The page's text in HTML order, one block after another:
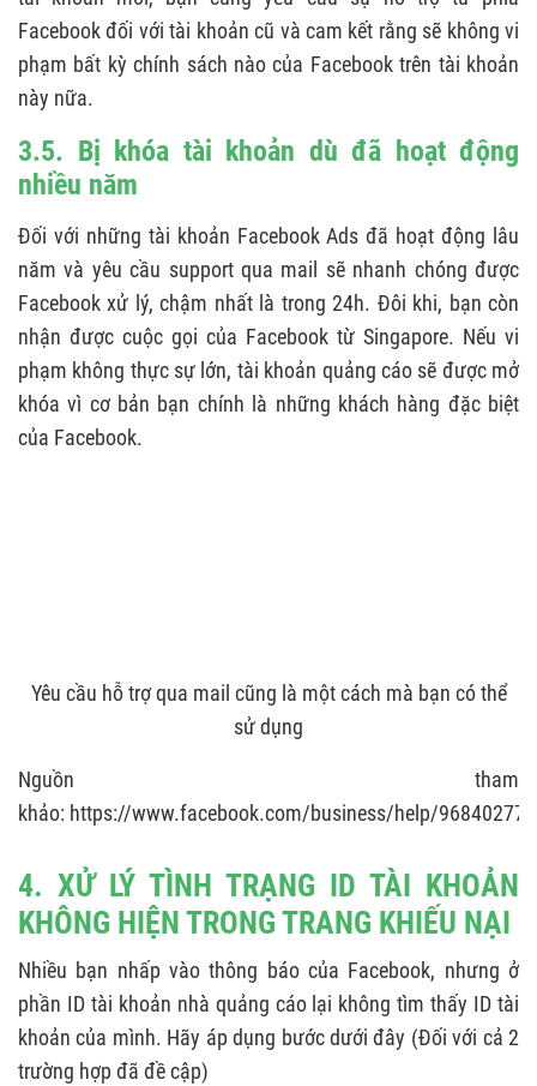
Facebook đối với tài khoản cũ và cam kết rằng sẽ không vi
phạm bất kỳ chính sách nào của Facebook trên tài khoản
này nữa.
3.5. Bị khóa tài khoản dù đã hoạt động
nhiều năm
Đối với những tài khoản Facebook Ads đã hoạt động lâu
năm và yêu cầu support qua mail sẽ nhanh chóng được
Facebook xử lý, chậm nhất là trong 24h. Đôi khi, bạn còn
nhận được cuộc gọi của Facebook từ Singapore. Nếu vi
phạm không thực sự lớn, tài khoản quảng cáo sẽ được mở
khóa vì cơ bản bạn chính là những khách hàng đặc biệt
của Facebook.
Yêu cầu hỗ trợ qua mail cũng là một cách mà bạn có thể
sử dụng
Nguồn tham
khảo: https://www.facebook.com/business/help/
​​​​4. XỬ LÝ TÌNH TRẠNG ID TÀI KHOẢN
KHÔNG HIỆN TRONG TRANG KHIẾU NẠI
Nhiều bạn nhấp vào thông báo của Facebook, nhưng ở
phần ID tài khoản nhà quảng cáo lại không tìm thấy ID tài
khoản của mình. Hãy áp dụng bước dưới đây (Đối với cả 2
trường hợp đã đề cập)